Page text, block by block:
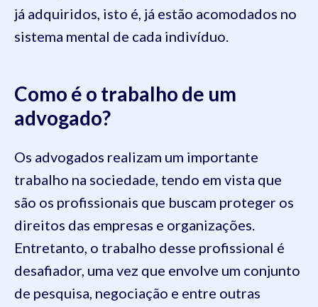
já adquiridos, isto é, já estão acomodados no
sistema mental de cada indivíduo.
Como é o trabalho de um
advogado?
Os advogados realizam um importante
trabalho na sociedade, tendo em vista que
são os profissionais que buscam proteger os
direitos das empresas e organizações.
Entretanto, o trabalho desse profissional é
desafiador, uma vez que envolve um conjunto
de pesquisa, negociação e entre outras